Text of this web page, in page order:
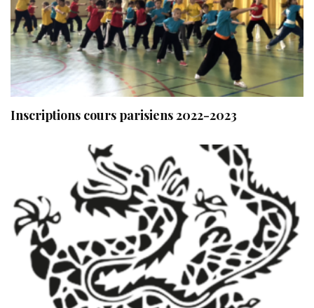
Inscriptions cours parisiens 2022-2023